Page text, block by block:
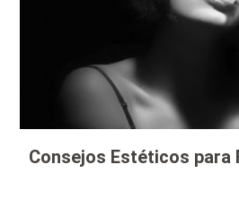
Consejos Estéticos para